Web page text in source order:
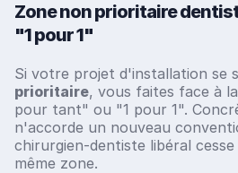
Zone non prioritaire
"1 pour 1"
Si votre projet d'installation se
prioritaire, vous faites face à
pour tant" ou "1 pour 1".
n'accorde un nouveau
chirurgien-dentiste libéral
même zone.